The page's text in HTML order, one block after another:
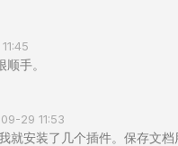
手。
29 11:53
就安装了几个插件。保存文档